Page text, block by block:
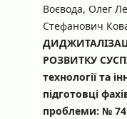
Воєвода, Олег
Стефанович
РОЗВИТКУ
технології та
підготовці
проблеми: № 74